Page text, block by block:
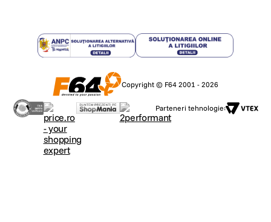
Copyright © F64 2001 - 2026
Parteneri tehnologie: